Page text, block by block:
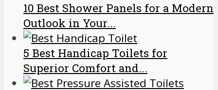
10 Best Shower Panels for a Modern
Outlook in Your...
5 Best Handicap Toilets for
Superior Comfort and...